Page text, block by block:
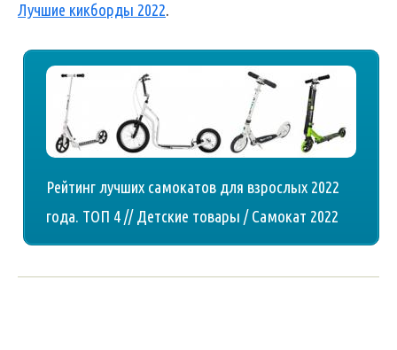
Лучшие кикборды 2022.
Рейтинг лучших самокатов для взрослых 2022
года. ТОП 4 // Детские товары / Самокат 2022